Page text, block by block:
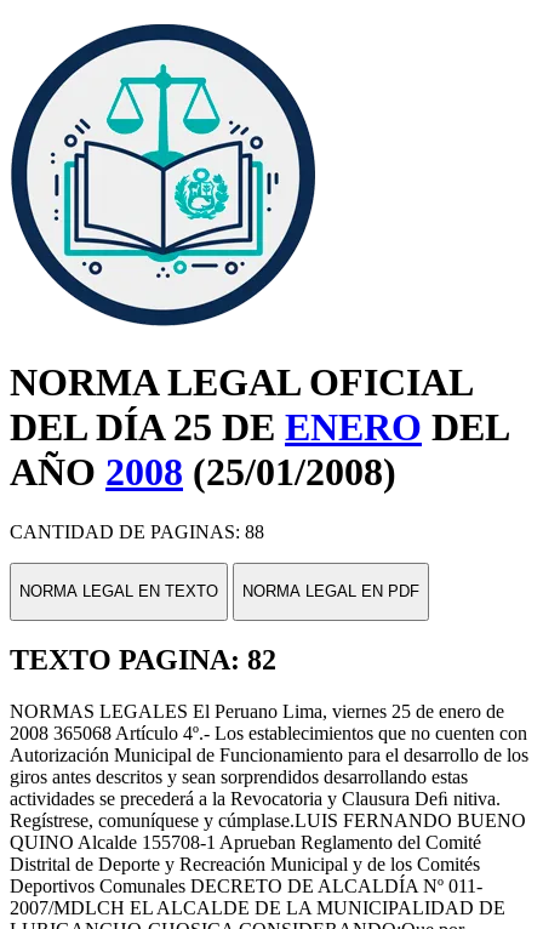
NORMA LEGAL OFICIAL
DEL DÍA 25 DE ENERO DEL
AÑO 2008 (25/01/2008)
CANTIDAD DE PAGINAS: 88
NORMA LEGAL EN TEXTO NORMA LEGAL EN PDF
TEXTO PAGINA: 82
NORMAS LEGALES El Peruano Lima, viernes 25 de enero de
2008 365068 Artículo 4º.- Los establecimientos que no cuenten con
Autorización Municipal de Funcionamiento para el desarrollo de los
giros antes descritos y sean sorprendidos desarrollando estas
actividades se precederá a la Revocatoria y Clausura Deﬁ nitiva.
Regístrese, comuníquese y cúmplase.LUIS FERNANDO BUENO
QUINO Alcalde 155708-1 Aprueban Reglamento del Comité
Distrital de Deporte y Recreación Municipal y de los Comités
Deportivos Comunales DECRETO DE ALCALDÍA Nº 011-
2007/MDLCH EL ALCALDE DE LA MUNICIPALIDAD DE